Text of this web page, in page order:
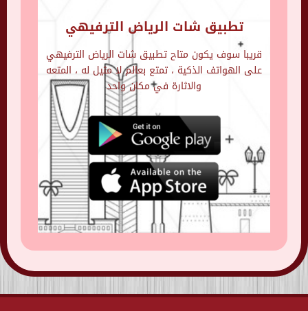
تطبيق شات الرياض الترفيهي
قريبا سوف يكون متاح تطبيق شات الرياض الترفيهي
على الهواتف الذكية ، تمتع بعالم لا مثيل له ، المتعه
والاثارة في مكان واحد